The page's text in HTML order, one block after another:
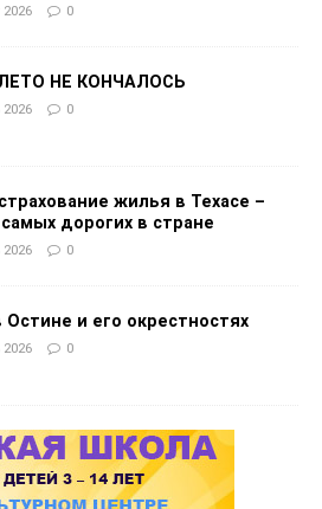
2026 0
НЕ КОНЧАЛОСЬ
0
жилья в Техасе –
дорогих в стране
0
Остине и его окрестностях
0